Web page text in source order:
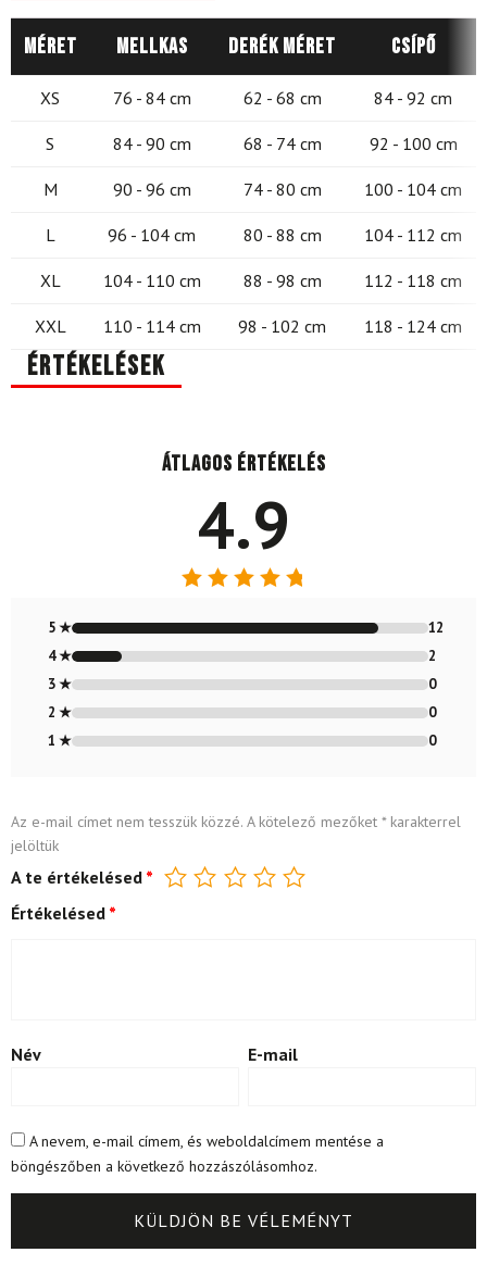
Méret Mellkas Derék méret Csípő
XS 76 - 84 cm 62 - 68 cm 84 - 92 cm
S 84 - 90 cm 68 - 74 cm 92 - 100 cm
M 90 - 96 cm 74 - 80 cm 100 - 104 cm
L 96 - 104 cm 80 - 88 cm 104 - 112 cm
XL 104 - 110 cm 88 - 98 cm 112 - 118 cm
XXL 110 - 114 cm 98 - 102 cm 118 - 124 cm
Értékelések
Átlagos értékelés
4.9
4.86/ 5
5 ★
12
4 ★
2
3 ★
0
2 ★
0
1 ★
0
Az e-mail címet nem tesszük közzé. A kötelező mezőket *karakterrel
jelöltük
A te értékelésed *
Értékelésed *
Név E-mail
A nevem, e-mail címem, és weboldalcímem mentése a
böngészőben a következő hozzászólásomhoz.